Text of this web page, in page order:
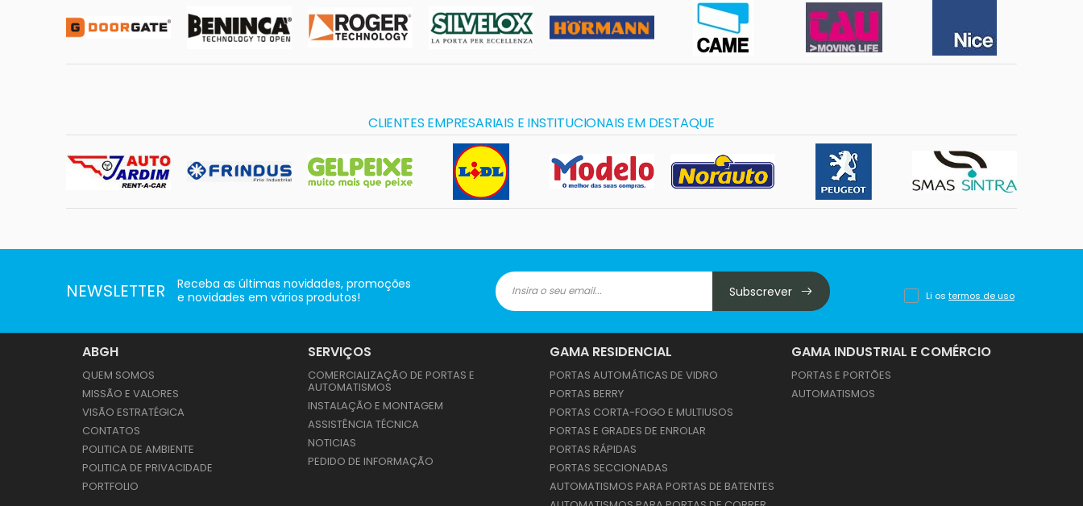
CLIENTES EMPRESARIAIS E INSTITUCIONAIS EM DESTAQUE
NEWSLETTER
Receba as últimas novidades, promoções
e novidades em vários produtos!
Subscrever Li os termos de uso
ABGH
QUEM SOMOS
MISSÃO E VALORES
VISÃO ESTRATÉGICA
CONTATOS
POLITICA DE AMBIENTE
POLITICA DE PRIVACIDADE
PORTFOLIO
SERVIÇOS
COMERCIALIZAÇÃO DE PORTAS E
AUTOMATISMOS
INSTALAÇÃO E MONTAGEM
ASSISTÊNCIA TÉCNICA
NOTICIAS
PEDIDO DE INFORMAÇÃO
GAMA RESIDENCIAL
PORTAS AUTOMÁTICAS DE VIDRO
PORTAS BERRY
PORTAS CORTA-FOGO E MULTIUSOS
PORTAS E GRADES DE ENROLAR
PORTAS RÁPIDAS
PORTAS SECCIONADAS
AUTOMATISMOS PARA PORTAS DE BATENTES
GAMA INDUSTRIAL E COMÉRCIO
PORTAS E PORTÕES
AUTOMATISMOS